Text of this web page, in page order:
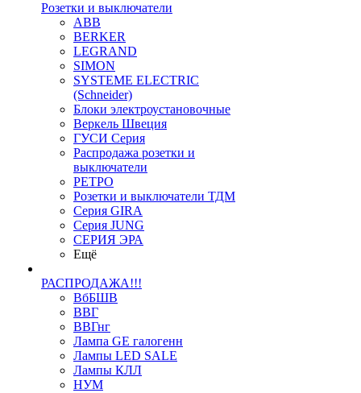
Розетки и выключатели
ABB
BERKER
LEGRAND
SIMON
SYSTEME ELECTRIC
(Schneider)
Блоки электроустановочные
Веркель Швеция
ГУСИ Серия
Распродажа розетки и
выключатели
РЕТРО
Розетки и выключатели ТДМ
Серия GIRA
Серия JUNG
СЕРИЯ ЭРА
Ещё
РАСПРОДАЖА!!!
ВбБШВ
ВВГ
ВВГнг
Лампа GE галогенн
Лампы LED SALE
Лампы КЛЛ
НУМ